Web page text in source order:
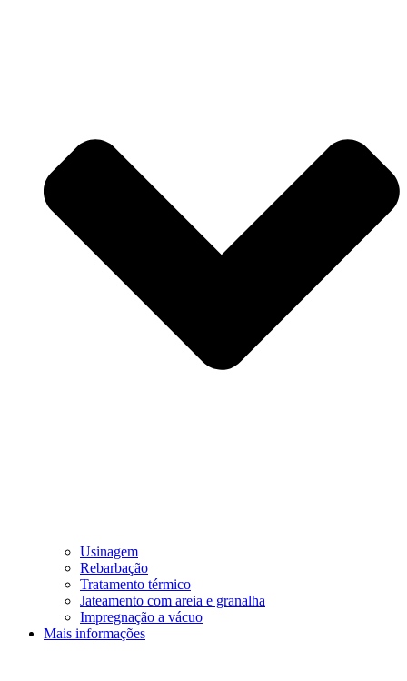
Usinagem
Rebarbação
Tratamento térmico
Jateamento com areia e granalha
Impregnação a vácuo
Mais informações